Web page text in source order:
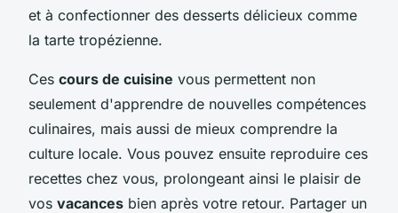
et à confectionner des desserts délicieux comme
la tarte tropézienne.
Ces cours de cuisine vous permettent non
seulement d'apprendre de nouvelles compétences
culinaires, mais aussi de mieux comprendre la
culture locale. Vous pouvez ensuite reproduire ces
recettes chez vous, prolongeant ainsi le plaisir de
vos vacances bien après votre retour. Partager un